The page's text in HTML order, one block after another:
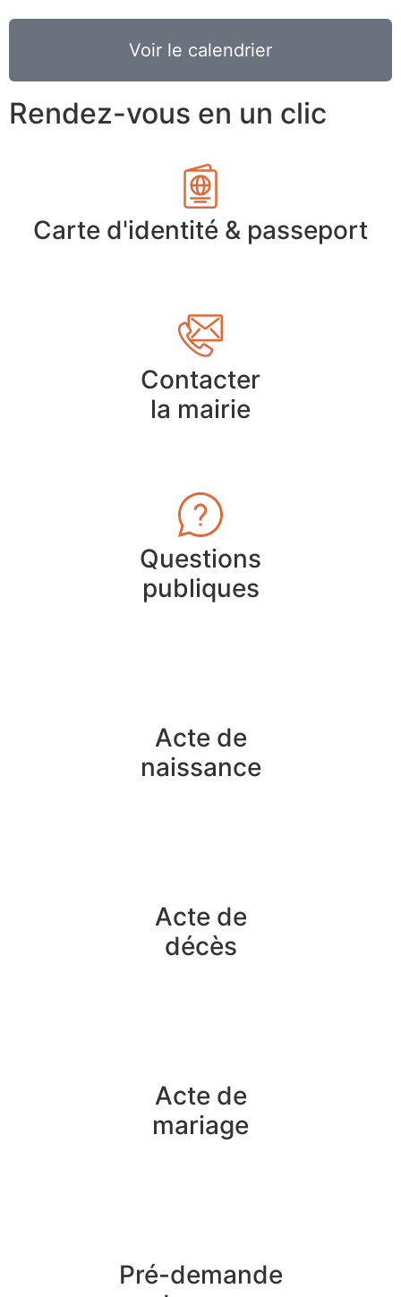
Voir le calendrier
Rendez-vous en un clic
Carte d'identité & passeport
Contacter
la mairie
Questions
publiques
Acte de
naissance
Acte de
décès
Acte de
mariage
Pré-demande